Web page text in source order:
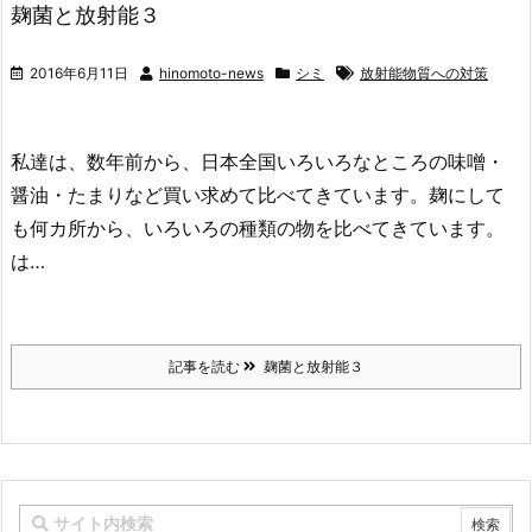
麹菌と放射能３
2016年6月11日 hinomoto-news シミ 放射能物質への対策
私達は、数年前から、日本全国いろいろなところの味噌・
醤油・たまりなど買い求めて比べてきています。麹にして
も何カ所から、いろいろの種類の物を比べてきています。
は…
記事を読む 麹菌と放射能３